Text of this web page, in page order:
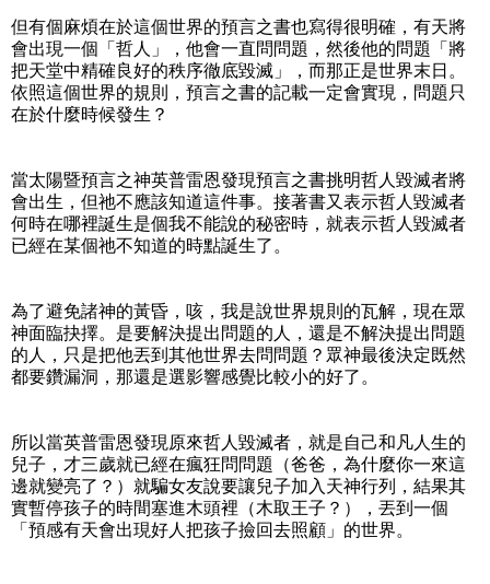
但有個麻煩在於這個世界的預言之書也寫得很明確，有天將
會出現一個「哲人」，他會一直問問題，然後他的問題「將
把天堂中精確良好的秩序徹底毀滅」，而那正是世界末日。
依照這個世界的規則，預言之書的記載一定會實現，問題只
在於什麼時候發生？
當太陽暨預言之神英普雷恩發現預言之書挑明哲人毀滅者將
會出生，但祂不應該知道這件事。接著書又表示哲人毀滅者
何時在哪裡誕生是個我不能說的秘密時，就表示哲人毀滅者
已經在某個祂不知道的時點誕生了。
為了避免諸神的黃昏，咳，我是說世界規則的瓦解，現在眾
神面臨抉擇。是要解決提出問題的人，還是不解決提出問題
的人，只是把他丟到其他世界去問問題？眾神最後決定既然
都要鑽漏洞，那還是選影響感覺比較小的好了。
所以當英普雷恩發現原來哲人毀滅者，就是自己和凡人生的
兒子，才三歲就已經在瘋狂問問題（爸爸，為什麼你一來這
邊就變亮了？）就騙女友說要讓兒子加入天神行列，結果其
實暫停孩子的時間塞進木頭裡（木取王子？），丟到一個
「預感有天會出現好人把孩子撿回去照顧」的世界。